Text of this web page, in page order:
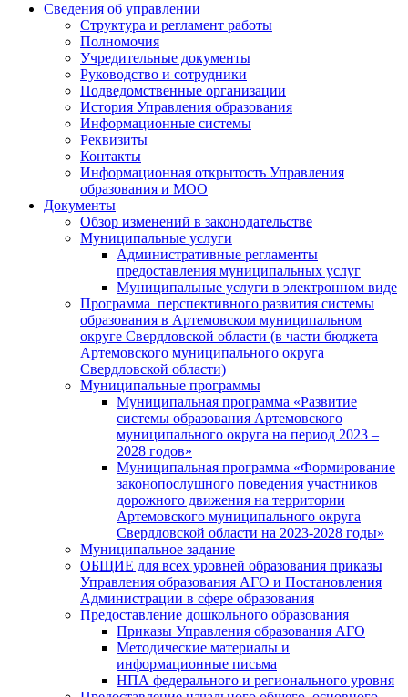
Сведения об управлении
Структура и регламент работы
Полномочия
Учредительные документы
Руководство и сотрудники
Подведомственные организации
История Управления образования
Информационные системы
Реквизиты
Контакты
Информационная открытость Управления
образования и МОО
Документы
Обзор изменений в законодательстве
Муниципальные услуги
Административные регламенты
предоставления муниципальных услуг
Муниципальные услуги в электронном виде
Программа перспективного развития системы
образования в Артемовском муниципальном
округе Свердловской области (в части бюджета
Артемовского муниципального округа
Свердловской области)
Муниципальные программы
Муниципальная программа «Развитие
системы образования Артемовского
муниципального округа на период 2023 –
2028 годов»
Муниципальная программа «Формирование
законопослушного поведения участников
дорожного движения на территории
Артемовского муниципального округа
Свердловской области на 2023-2028 годы»
Муниципальное задание
ОБЩИЕ для всех уровней образования приказы
Управления образования АГО и Постановления
Администрации в сфере образования
Предоставление дошкольного образования
Приказы Управления образования АГО
Методические материалы и
информационные письма
НПА федерального и регионального уровня